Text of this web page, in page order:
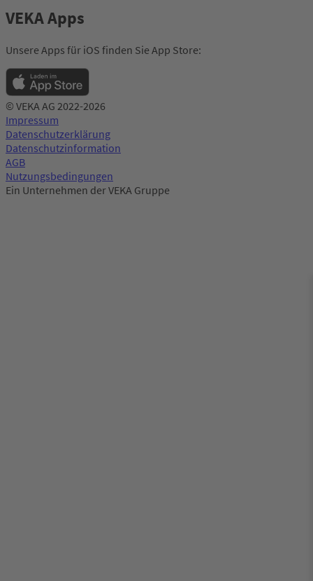
VEKA Apps
Unsere Apps für iOS finden Sie App Store:
© VEKA AG 2022-2026
Impressum
Datenschutzerklärung
Datenschutzinformation
AGB
Nutzungsbedingungen
Ein Unternehmen der VEKA Gruppe